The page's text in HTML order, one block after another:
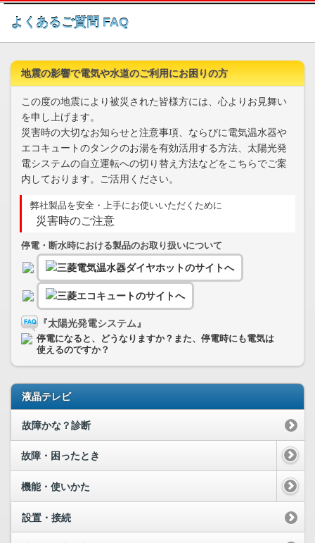
このページの本文へ
よくあるご質問 FAQ
地震の影響で電気や水道のご利用にお困りの方
この度の地震により被災された皆様方には、心よりお見舞い
を申し上げます。
災害時の大切なお知らせと注意事項、ならびに電気温水器や
エコキュートのタンクのお湯を有効活用する方法、太陽光発
電システムの自立運転への切り替え方法などをこちらでご案
内しております。ご活用ください。
弊社製品を安全・上手にお使いいただくために
災害時のご注意
停電・断水時における製品のお取り扱いについて
『太陽光発電システム』
停電になると、どうなりますか？また、停電時にも電気は
使えるのですか？
液晶テレビ
故障かな？診断
故障・困ったとき
機能・使いかた
設置・接続